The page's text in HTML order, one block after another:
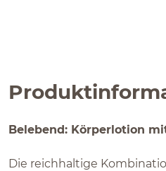
Belebend: Körperlotion
Die reichhaltige